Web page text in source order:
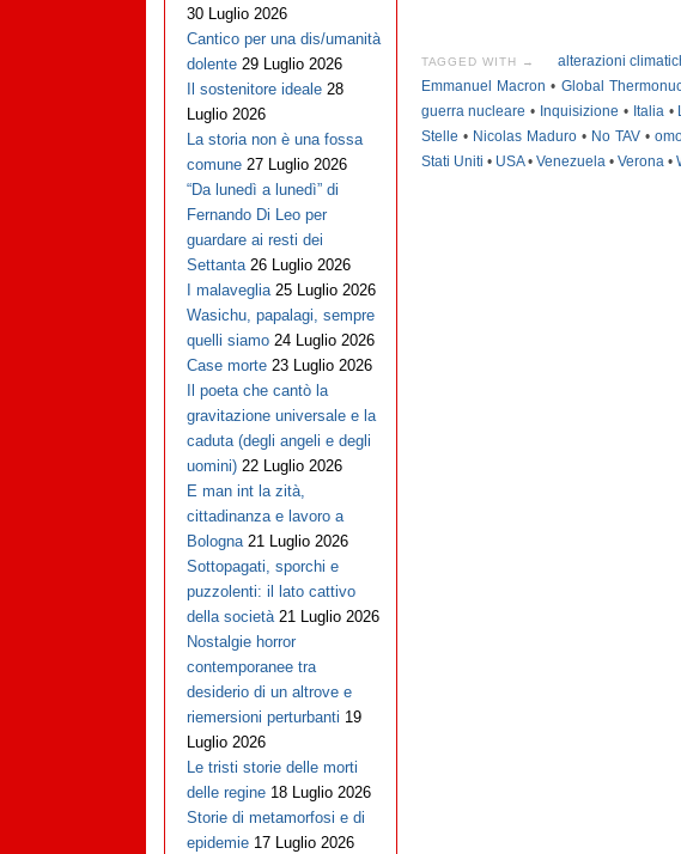
TAGGED WITH → alterazioni
Emmanuel Macron • Global
guerra nucleare • Inquisizione • Italia •
Stelle • Nicolas Maduro• No TAV•
Stati Uniti • USA• Venezuela • Verona •
30 Luglio 2026
Cantico per una dis/umanità
dolente 29 Luglio 2026
Il sostenitore ideale 28
Luglio 2026
La storia non è una fossa
comune 27 Luglio 2026
“Da lunedì a lunedì” di
Fernando Di Leo per
guardare ai resti dei
Settanta 26 Luglio 2026
I malaveglia 25 Luglio 2026
Wasichu, papalagi, sempre
quelli siamo 24 Luglio 2026
Case morte 23 Luglio 2026
Il poeta che cantò la
gravitazione universale e la
caduta (degli angeli e degli
uomini) 22 Luglio 2026
E man int la zità,
cittadinanza e lavoro a
Bologna 21 Luglio 2026
Sottopagati, sporchi e
puzzolenti: il lato cattivo
della società 21 Luglio 2026
Nostalgie horror
contemporanee tra
desiderio di un altrove e
riemersioni perturbanti 19
Luglio 2026
Le tristi storie delle morti
delle regine 18 Luglio 2026
Storie di metamorfosi e di
epidemie 17 Luglio 2026